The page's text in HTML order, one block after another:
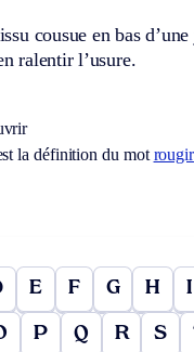
cousue en bas
ralentir l’usure.
la définition du mot rougir
E F G H I
P Q R S